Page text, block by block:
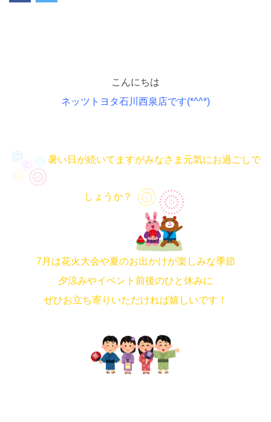
こんにちは
ネッツトヨタ石川西泉店です(*^^*)
暑い日が続いてますがみなさま元気にお過ごしで
しょうか？
7月は花火大会や夏のお出かけが楽しみな季節
夕涼みやイベント前後のひと休みに
ぜひお立ち寄りいただければ嬉しいです！